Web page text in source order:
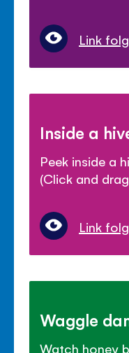
Link
Inside a
Peek inside a
(Click and
Link
Waggle
Watch honey